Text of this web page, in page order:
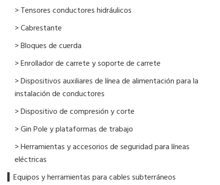
> Tensores conductores hidráulicos
> Cabrestante
> Bloques de cuerda
> Enrollador de carrete y soporte de carrete
> Dispositivos auxiliares de línea de alimentación para la
instalación de conductores
> Dispositivo de compresión y corte
> Gin Pole y plataformas de trabajo
> Herramientas y accesorios de seguridad para líneas
eléctricas
▍Equipos y herramientas para cables subterráneos